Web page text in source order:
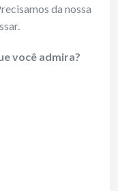
da nossa
você admira?